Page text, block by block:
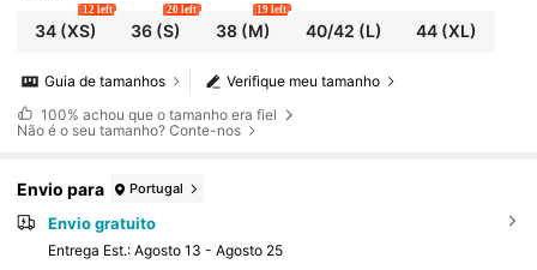
34(XS)
12 left
36 (S)
20 left
38(M)
19 left
40/42 (L) 44 (XL)
Verifique meu tamanho
Guia de tamanhos
100% achou que o tamanho era fiel
Não é o seu tamanho? Conte-nos
Envio para Portugal
Envio gratuito
Entrega Est.: Agosto 13 - Agosto 25